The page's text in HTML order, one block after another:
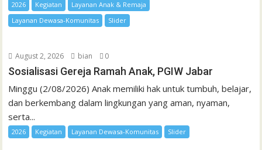
2026 Kegiatan
Layanan Anak & Remaja
Layanan Dewasa-Komunitas
Slider
August 2, 2026 bian 0
Sosialisasi Gereja Ramah Anak, PGIW Jabar
Minggu (2/08/2026) Anak memiliki hak untuk tumbuh, belajar,
dan berkembang dalam lingkungan yang aman, nyaman,
serta...
2026 Kegiatan Layanan Dewasa-Komunitas Slider